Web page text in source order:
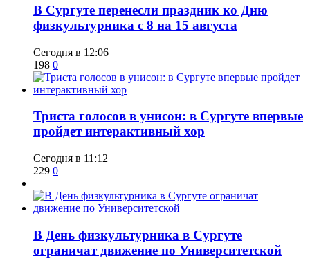
​В Сургуте перенесли праздник ко Дню
физкультурника с 8 на 15 августа
Сегодня в 12:06
198 0
​Триста голосов в унисон: в Сургуте впервые
пройдет интерактивный хор
Сегодня в 11:12
229 0
​В День физкультурника в Сургуте
ограничат движение по Университетской